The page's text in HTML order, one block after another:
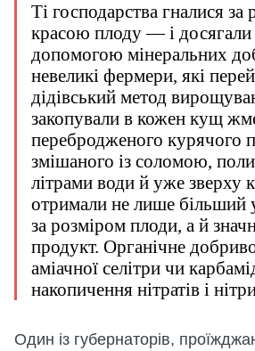
Ті господарства гналися за
красою плоду — і досягали
допомогою мінеральних
невеликі фермери, які
дідівський метод
закопували в кожен кущ
перебродженого курячого
змішаного із соломою,
літрами води й уже зверху
отримали не лише більший
за розміром плоди, а й
продукт. Органічне
аміачної селітри чи
накопичення нітратів і
Один із губернаторів,